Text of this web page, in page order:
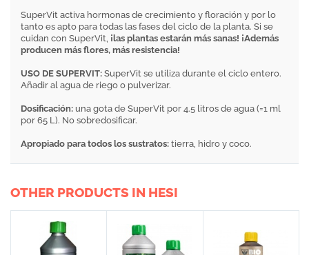
SuperVit activa hormonas de crecimiento y floración y por lo
tanto es apto para todas las fases del ciclo de la planta. Si se
cuidan con SuperVit, ¡las plantas estarán más sanas! ¡Además
producen más flores, más resistencia!
USO DE SUPERVIT: SuperVit se utiliza durante el ciclo entero.
Añadir al agua de riego o pulverizar.
Dosificación: una gota de SuperVit por 4.5 litros de agua (=1 ml
por 65 L). No sobredosificar.
Apropiado para todos los sustratos: tierra, hidro y coco.
OTHER PRODUCTS IN HESI